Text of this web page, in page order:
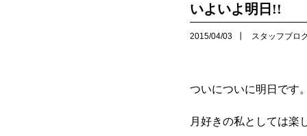
いよいよ明日!!
2015/04/03 スタッフブロ
ついについに明日です
月好きの私としては楽